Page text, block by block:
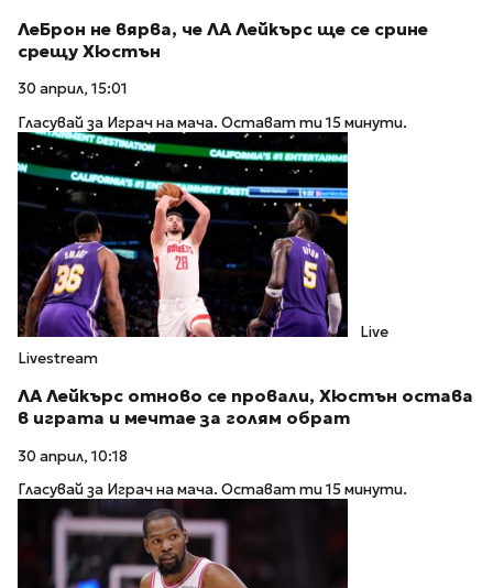
ЛеБрон не вярва, че ЛА Лейкърс ще се срине
срещу Хюстън
30 април, 15:01
Гласувай за Играч на мача. Остават ти 15 минути.
Live
Livestream
ЛА Лейкърс отново се провали, Хюстън остава
в играта и мечтае за голям обрат
30 април, 10:18
Гласувай за Играч на мача. Остават ти 15 минути.